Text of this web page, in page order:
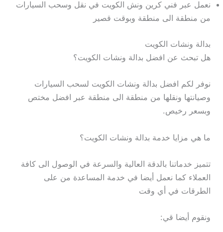
نعمل عبر فني كرين ونش الكويت في نقل وسحب السيارات
من منطقة الى منطقة وبوقت قصير
بدالة ونشات الكويت
هل تبحث عن افضل بدالة ونشات الكويت؟
نوفر لكم افضل بدالة ونشات الكويت لسحب السيارات
وصيانتها ونقلها من منطقة الى منطقة عبر افضل مختص
وبسعر رخيص.
ما هي مزايا خدمة بدالة ونشات الكويت؟
تتميز خدماتنا بالدقة العالية والسرعة في الوصول الى كافة
العملاء كما نعمل أيضا في خدمة المساعدة من على
الطرقات في أي وقت
ونقوم أيضا قي: